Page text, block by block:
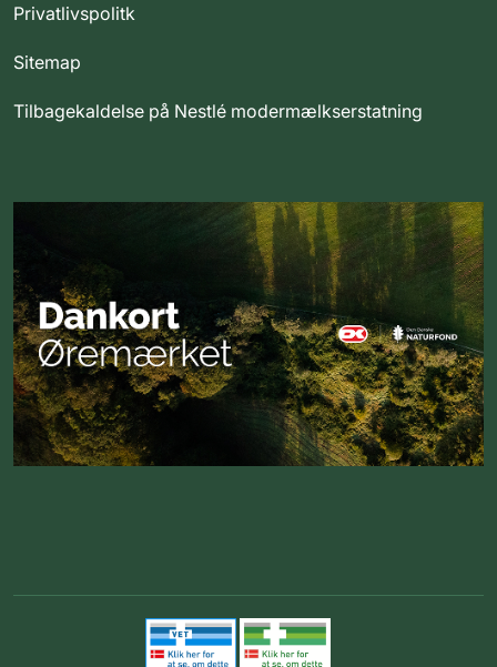
Privatlivspolitk
Sitemap
Tilbagekaldelse på Nestlé modermælkserstatning